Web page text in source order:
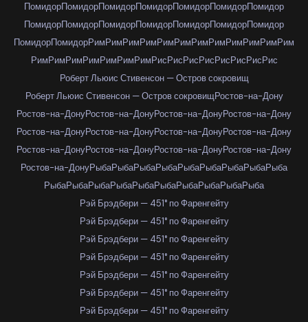
ПомидорПомидорПомидорПомидорПомидорПомидорПомидор
ПомидорПомидорПомидорПомидорПомидорПомидорПомидор
ПомидорПомидорРимРимРимРимРимРимРимРимРимРимРимРим
РимРимРимРимРимРимРимРисРисРисРисРисРисРисРис
Роберт Льюис Стивенсон — Остров сокровищ
Роберт Льюис Стивенсон — Остров сокровищРостов-на-Дону
Ростов-на-ДонуРостов-на-ДонуРостов-на-ДонуРостов-на-Дону
Ростов-на-ДонуРостов-на-ДонуРостов-на-ДонуРостов-на-Дону
Ростов-на-ДонуРостов-на-ДонуРостов-на-ДонуРостов-на-Дону
Ростов-на-ДонуРыбаРыбаРыбаРыбаРыбаРыбаРыбаРыбаРыба
РыбаРыбаРыбаРыбаРыбаРыбаРыбаРыбаРыбаРыба
Рэй Брэдбери — 451° по Фаренгейту
Рэй Брэдбери — 451° по Фаренгейту
Рэй Брэдбери — 451° по Фаренгейту
Рэй Брэдбери — 451° по Фаренгейту
Рэй Брэдбери — 451° по Фаренгейту
Рэй Брэдбери — 451° по Фаренгейту
Рэй Брэдбери — 451° по Фаренгейту